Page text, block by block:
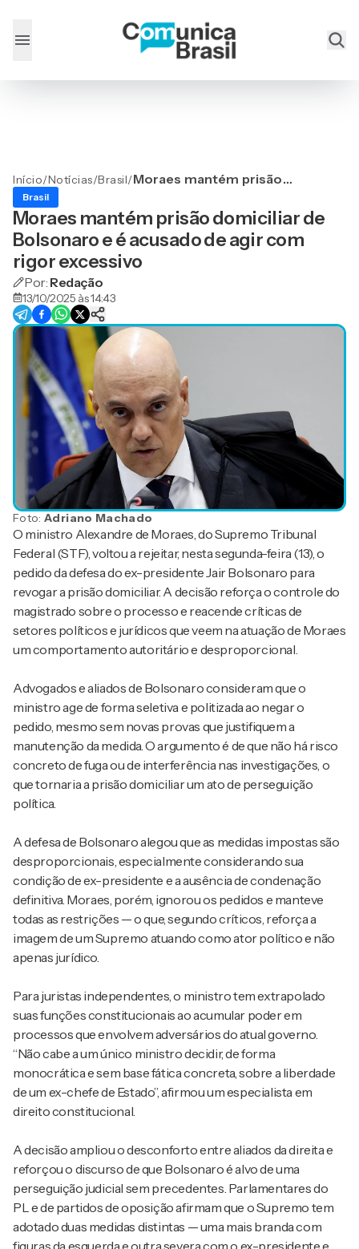
Início/Notícias/Brasil/Moraes mantém prisão
acusado de agir com rigor
excessivo
Brasil
Moraes mantém prisão domiciliar de
Bolsonaro e é acusado de agir com
rigor excessivo
Por: Redação
13/10/2025 às 14:43
Foto:Adriano Machado
O ministro Alexandre de Moraes, do Supremo Tribunal
Federal (STF), voltou a rejeitar, nesta segunda-feira (13), o
pedido da defesa do ex-presidente Jair Bolsonaro para
revogar a prisão domiciliar. A decisão reforça o controle do
magistrado sobre o processo e reacende críticas de
setores políticos e jurídicos que veem na atuação de Moraes
um comportamento autoritário e desproporcional.
Advogados e aliados de Bolsonaro consideram que o
ministro age de forma seletiva e politizada ao negar o
pedido, mesmo sem novas provas que justifiquem a
manutenção da medida. O argumento é de que não há risco
concreto de fuga ou de interferência nas investigações, o
que tornaria a prisão domiciliar um ato de perseguição
política.
A defesa de Bolsonaro alegou que as medidas impostas são
desproporcionais, especialmente considerando sua
condição de ex-presidente e a ausência de condenação
definitiva. Moraes, porém, ignorou os pedidos e manteve
todas as restrições — o que, segundo críticos, reforça a
imagem de um Supremo atuando como ator político e não
apenas jurídico.
Para juristas independentes, o ministro tem extrapolado
suas funções constitucionais ao acumular poder em
processos que envolvem adversários do atual governo.
“Não cabe a um único ministro decidir, de forma
monocrática e sem base fática concreta, sobre a liberdade
de um ex-chefe de Estado”, afirmou um especialista em
direito constitucional.
A decisão ampliou o desconforto entre aliados da direita e
reforçou o discurso de que Bolsonaro é alvo de uma
perseguição judicial sem precedentes. Parlamentares do
PL e de partidos de oposição afirmam que o Supremo tem
adotado duas medidas distintas — uma mais branda com